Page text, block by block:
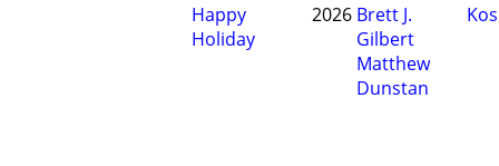
Happy
Holiday
2026 Brett J.
Gilbert
Matthew
Dunstan